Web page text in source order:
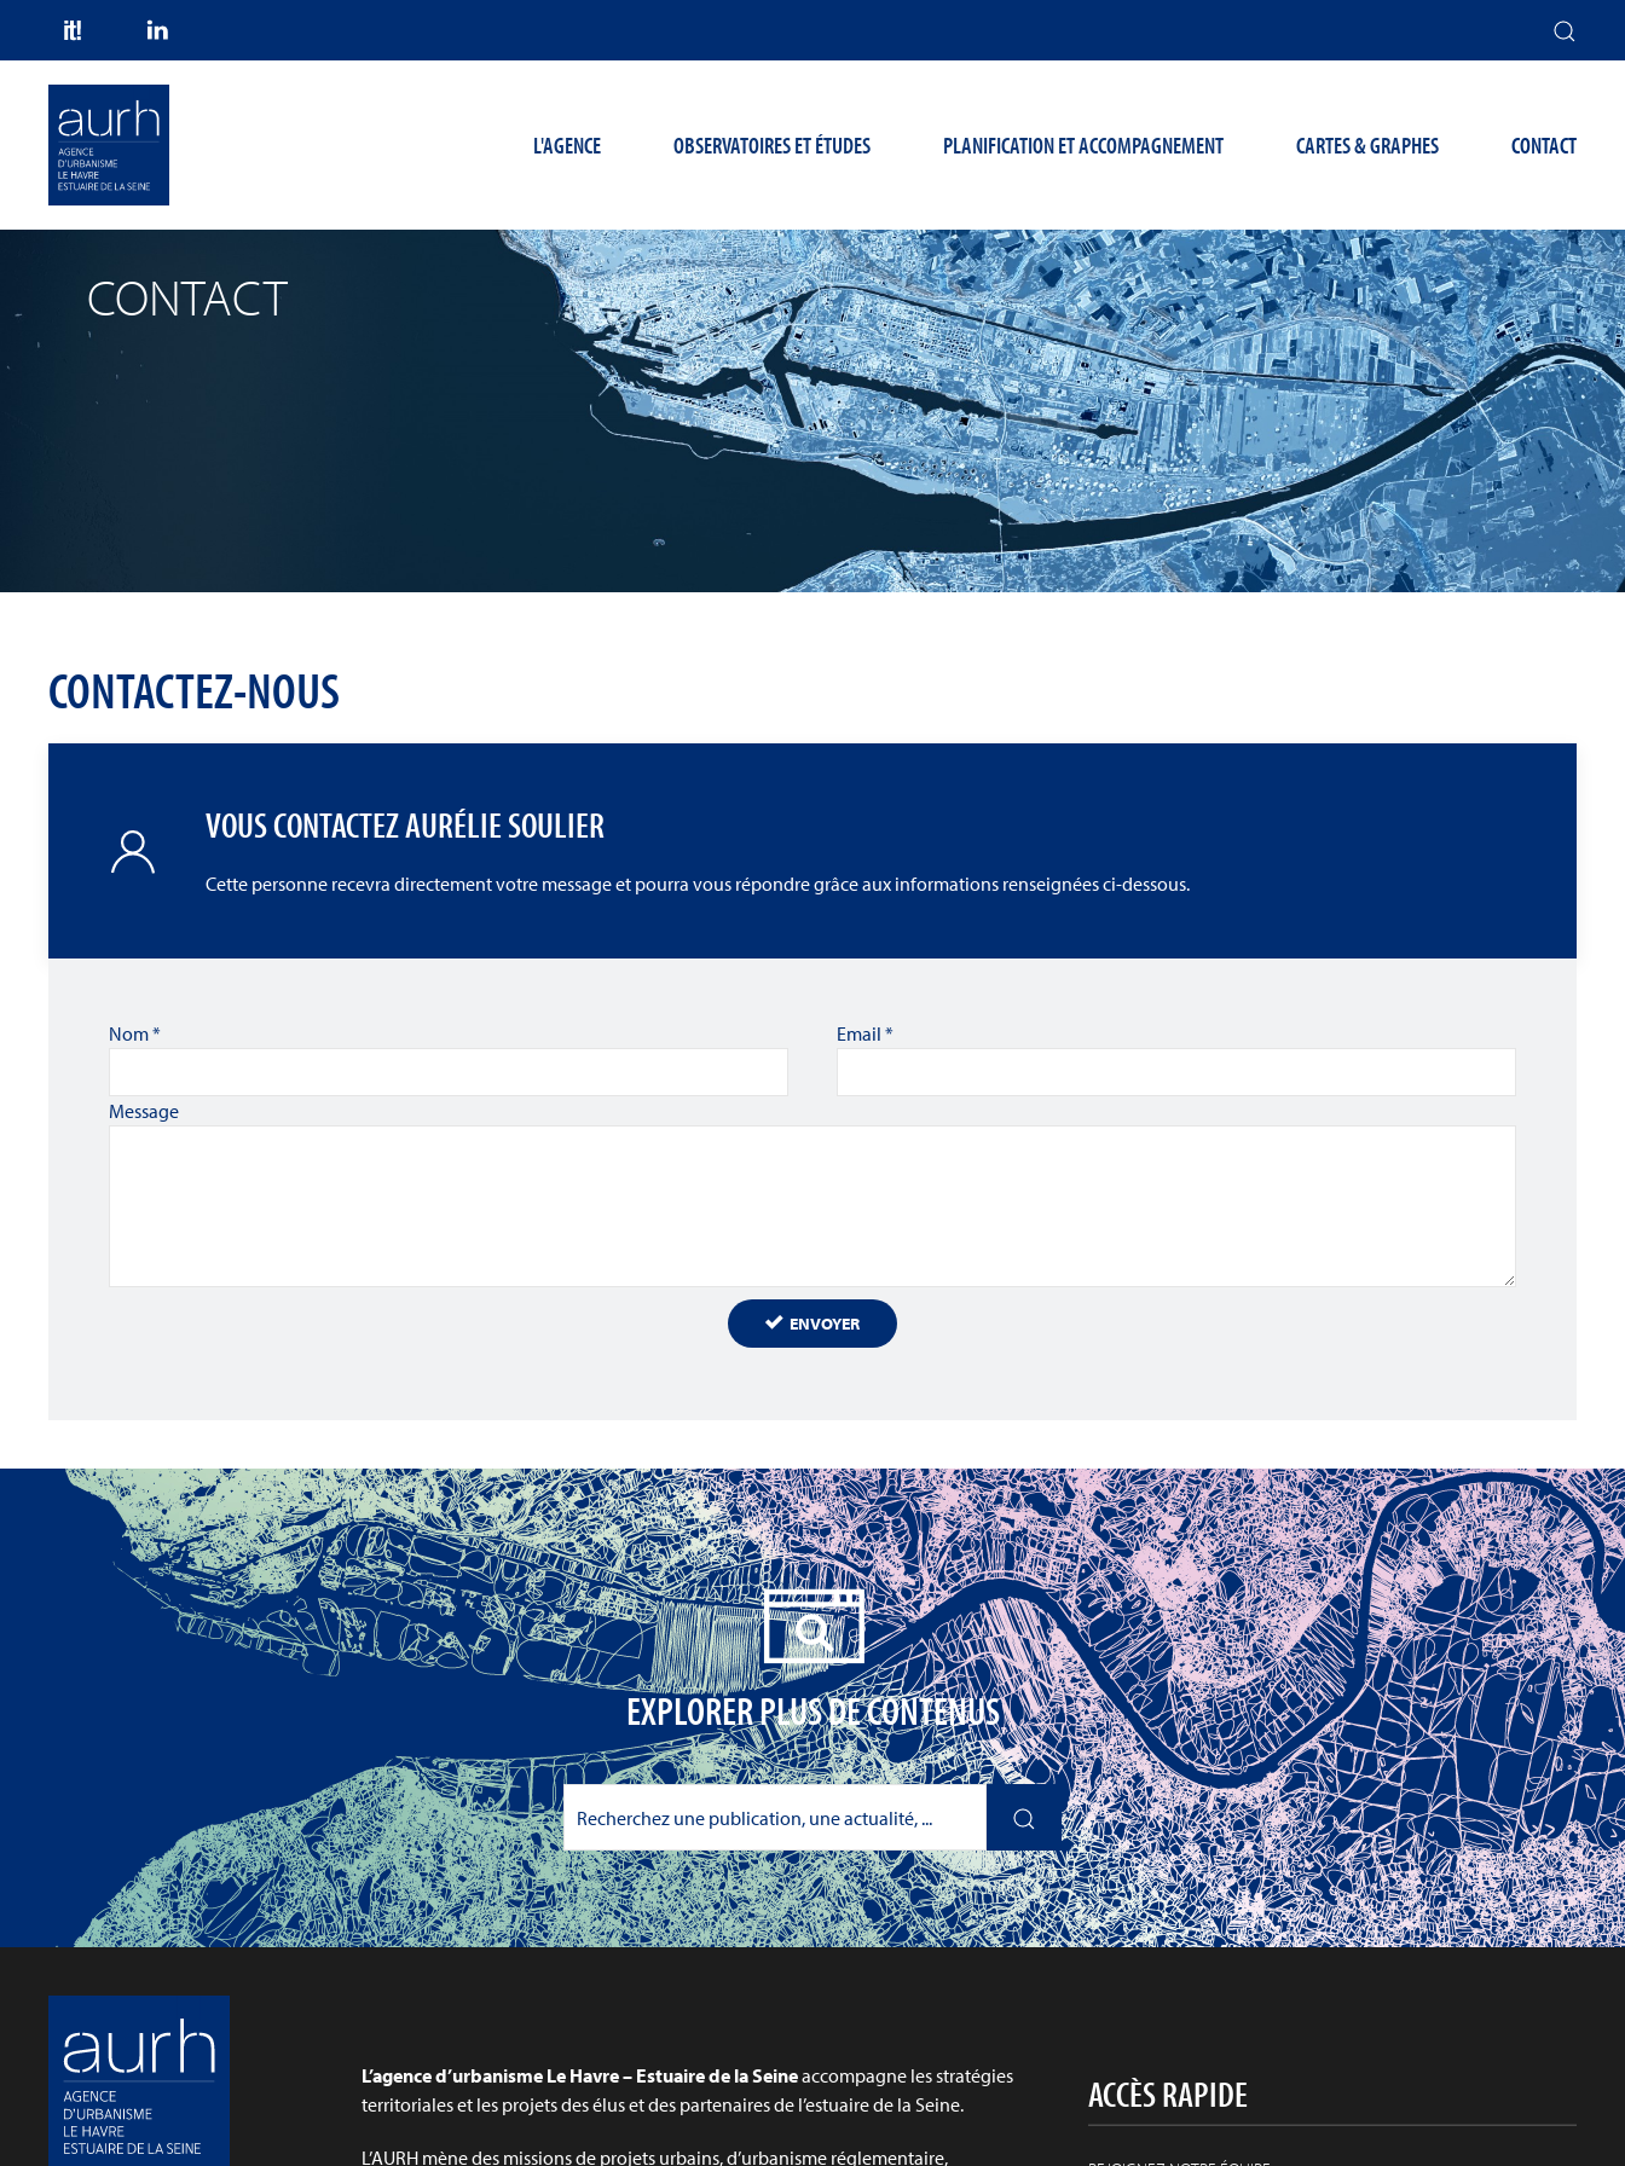
L'AGENCE OBSERVATOIRES ET ÉTUDES PLANIFICATION ET ACCOMPAGNEMENT CARTES & GRAPHES CONTACT
CONTACT
CONTACTEZ-NOUS
VOUS CONTACTEZ AURÉLIE SOULIER
Cette personne recevra directement votre message et pourra vous répondre grâce aux informations renseignées ci-dessous.
Nom* Email *
Message
ENVOYER
EXPLORER PLUS DE CONTENUS
L’agence d’urbanisme Le Havre – Estuaire de la Seineaccompagne les stratégies
territoriales et les projets des élus et des partenaires de l’estuaire de la Seine.
L’AURH mène des missions de projets urbains, d’urbanisme réglementaire,
ACCÈS RAPIDE